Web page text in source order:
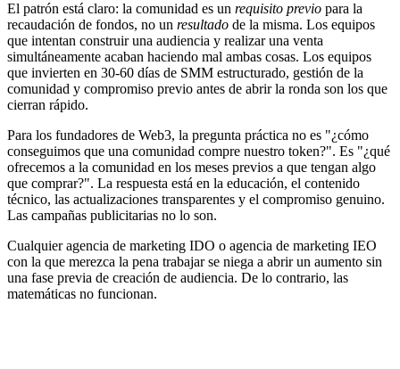
El patrón está claro: la comunidad es un requisito previo para la
recaudación de fondos, no un resultado de la misma. Los equipos
que intentan construir una audiencia y realizar una venta
simultáneamente acaban haciendo mal ambas cosas. Los equipos
que invierten en 30-60 días de SMM estructurado, gestión de la
comunidad y compromiso previo antes de abrir la ronda son los que
cierran rápido.
Para los fundadores de Web3, la pregunta práctica no es "¿cómo
conseguimos que una comunidad compre nuestro token?". Es "¿qué
ofrecemos a la comunidad en los meses previos a que tengan algo
que comprar?". La respuesta está en la educación, el contenido
técnico, las actualizaciones transparentes y el compromiso genuino.
Las campañas publicitarias no lo son.
Cualquier agencia de marketing IDO o agencia de marketing IEO
con la que merezca la pena trabajar se niega a abrir un aumento sin
una fase previa de creación de audiencia. De lo contrario, las
matemáticas no funcionan.